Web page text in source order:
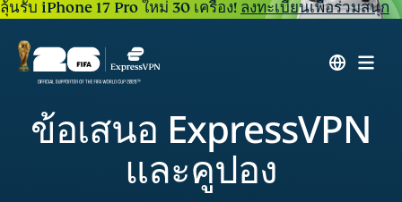
ลุ้นรับ iPhone 17 Pro ใหม่ 30 เครื่อง! ลงทะเบียนเพื่อร่วมสนุก
ข้อเสนอ ExpressVPN
และคูปอง